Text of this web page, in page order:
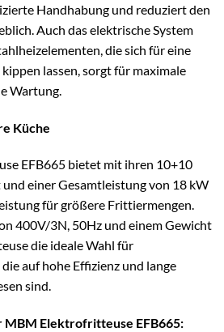
Handhabung und reduziert den
Auch das elektrische System
die sich für eine
lassen, sorgt für maximale
Wartung.
Küche
EFB665 bietet mit ihren 10+10
einer Gesamtleistung von 18 kW
für größere Frittiermengen.
400V/3N, 50Hz und einem Gewicht
die ideale Wahl für
auf hohe Effizienz und lange
sind.
Elektrofritteuse EFB665: